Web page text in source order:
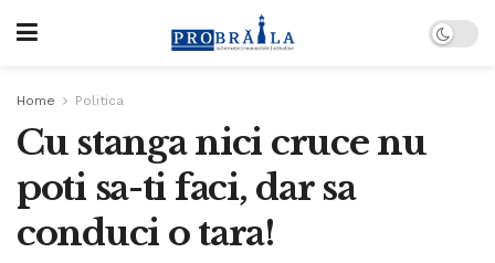
Home Politica
Cu stanga nici cruce nu
poti sa-ti faci, dar sa
conduci o tara!